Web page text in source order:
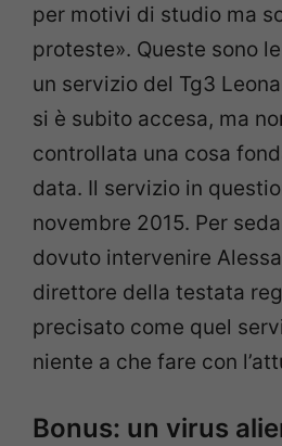
per motivi di studio ma
proteste». Queste sono
un servizio del Tg3
si è subito accesa, ma
controllata una cosa
data. Il servizio in
novembre 2015. Per
dovuto intervenire
direttore della testata
precisato come quel
niente a che fare con
Bonus: un virus